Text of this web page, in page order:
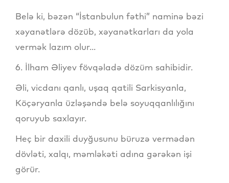
Belə ki, bəzən “İstanbulun fəthi” naminə bəzi
xəyanətlərə dözüb, xəyanətkarları da yola
vermək lazım olur...
6. İlham Əliyev fövqəladə dözüm sahibidir.
Əli, vicdanı qanlı, uşaq qatili Sarkisyanla,
Köçəryanla üzləşəndə belə soyuqqanlılığını
qoruyub saxlayır.
Heç bir daxili duyğusunu büruzə vermədən
dövləti, xalqı, məmləkəti adına gərəkən işi
görür.